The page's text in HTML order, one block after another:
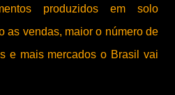
produzidos em solo
as vendas, maior o número de
e mais mercados o Brasil vai